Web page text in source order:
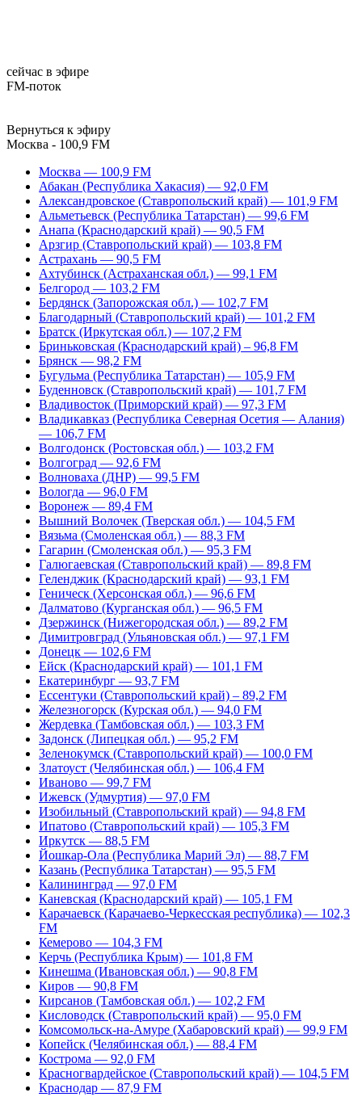
сейчас в эфире
FM-поток
Вернуться к эфиру
Москва - 100,9 FM
Москва — 100,9 FM
Абакан (Республика Хакасия) — 92,0 FM
Александровское (Ставропольский край) — 101,9 FM
Альметьевск (Республика Татарстан) — 99,6 FM
Анапа (Краснодарский край) — 90,5 FM
Арзгир (Ставропольский край) — 103,8 FM
Астрахань — 90,5 FM
Ахтубинск (Астраханская обл.) — 99,1 FM
Белгород — 103,2 FM
Бердянск (Запорожская обл.) — 102,7 FM
Благодарный (Ставропольский край) — 101,2 FM
Братск (Иркутская обл.) — 107,2 FM
Бриньковская (Краснодарский край) – 96,8 FM
Брянск — 98,2 FM
Бугульма (Республика Татарстан) — 105,9 FM
Буденновск (Ставропольский край) — 101,7 FM
Владивосток (Приморский край) — 97,3 FM
Владикавказ (Республика Северная Осетия — Алания)
— 106,7 FM
Волгодонск (Ростовская обл.) — 103,2 FM
Волгоград — 92,6 FM
Волноваха (ДНР) — 99,5 FM
Вологда — 96,0 FM
Воронеж — 89,4 FM
Вышний Волочек (Тверская обл.) — 104,5 FM
Вязьма (Смоленская обл.) — 88,3 FM
Гагарин (Смоленская обл.) — 95,3 FM
Галюгаевская (Ставропольский край) — 89,8 FM
Геленджик (Краснодарский край) — 93,1 FM
Геническ (Херсонская обл.) — 96,6 FM
Далматово (Курганская обл.) — 96,5 FM
Дзержинск (Нижегородская обл.) — 89,2 FM
Димитровград (Ульяновская обл.) — 97,1 FM
Донецк — 102,6 FM
Ейск (Краснодарский край) — 101,1 FM
Екатеринбург — 93,7 FM
Ессентуки (Ставропольский край) – 89,2 FM
Железногорск (Курская обл.) — 94,0 FM
Жердевка (Тамбовская обл.) — 103,3 FM
Задонск (Липецкая обл.) — 95,2 FM
Зеленокумск (Ставропольский край) — 100,0 FM
Златоуст (Челябинская обл.) — 106,4 FM
Иваново — 99,7 FM
Ижевск (Удмуртия) — 97,0 FM
Изобильный (Ставропольский край) — 94,8 FM
Ипатово (Ставропольский край) — 105,3 FM
Иркутск — 88,5 FM
Йошкар-Ола (Республика Марий Эл) — 88,7 FM
Казань (Республика Татарстан) — 95,5 FM
Калининград — 97,0 FM
Каневская (Краснодарский край) — 105,1 FM
Карачаевск (Карачаево-Черкесская республика) — 102,3
FM
Кемерово — 104,3 FM
Керчь (Республика Крым) — 101,8 FM
Кинешма (Ивановская обл.) — 90,8 FM
Киров — 90,8 FM
Кирсанов (Тамбовская обл.) — 102,2 FM
Кисловодск (Ставропольский край) — 95,0 FM
Комсомольск-на-Амуре (Хабаровский край) — 99,9 FM
Копейск (Челябинская обл.) — 88,4 FM
Кострома — 92,0 FM
Красногвардейское (Ставропольский край) — 104,5 FM
Краснодар — 87,9 FM